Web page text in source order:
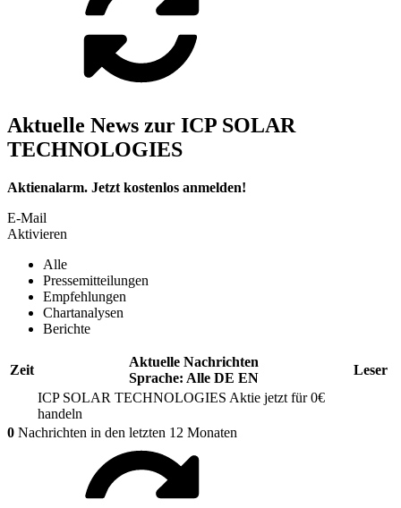
Aktuelle News zur ICP SOLAR
TECHNOLOGIES
Aktienalarm. Jetzt kostenlos anmelden!
E-Mail
Aktivieren
Alle
Pressemitteilungen
Empfehlungen
Chartanalysen
Berichte
Zeit
Aktuelle Nachrichten
Sprache: Alle DE EN
Leser
ICP SOLAR TECHNOLOGIES Aktie jetzt für 0€
handeln
0 Nachrichten in den letzten 12 Monaten